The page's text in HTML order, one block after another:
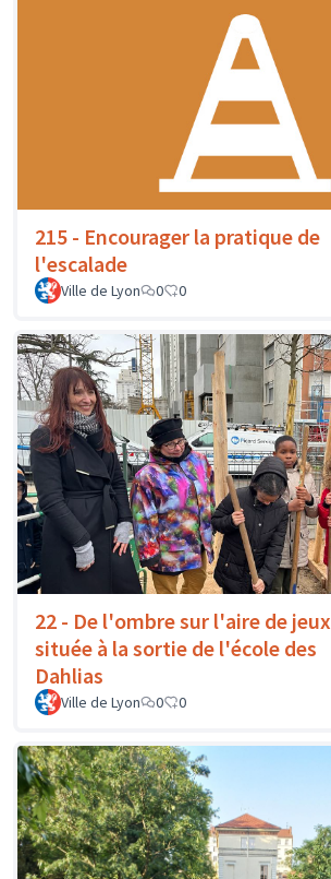
215 - Encourager la pratique de
l'escalade
Ville de Lyon 0 0
22 - De l'ombre sur l'aire de jeux
située à la sortie de l'école des
Dahlias
Ville de Lyon 0 0